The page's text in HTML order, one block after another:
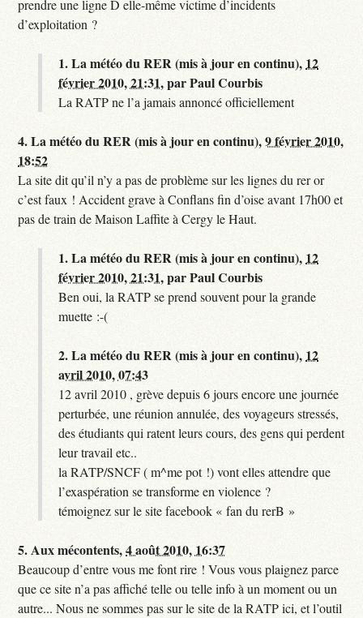
prendre une ligne D elle-même victime d’incidents
d’exploitation ?
1.La météo du RER (mis à jour en continu), 12
février 2010, 21:31,parPaul Courbis
La RATP ne l’a jamais annoncé officiellement
4.La météo du RER (mis à jour en continu),9 février 2010,
18:52
La site dit qu’il n’y a pas de problème sur les lignes du rer or
c’est faux ! Accident grave à Conflans fin d’oise avant 17h00 et
pas de train de Maison Laffite à Cergy le Haut.
1.La météo du RER (mis à jour en continu), 12
février 2010, 21:31,parPaul Courbis
Ben oui, la RATP se prend souvent pour la grande
muette :-(
2.La météo du RER (mis à jour en continu), 12
avril 2010, 07:43
12 avril 2010 , grève depuis 6 jours encore une journée
perturbée, une réunion annulée, des voyageurs stressés,
des étudiants qui ratent leurs cours, des gens qui perdent
leur travail etc..
la RATP/SNCF ( m^me pot !) vont elles attendre que
l’exaspération se transforme en violence ?
témoignez sur le site facebook « fan du rerB »
5.Aux mécontents,4 août 2010, 16:37
Beaucoup d’entre vous me font rire ! Vous vous plaignez parce
que ce site n’a pas affiché telle ou telle info à un moment ou un
autre... Nous ne sommes pas sur le site de la RATP ici, et l’outil